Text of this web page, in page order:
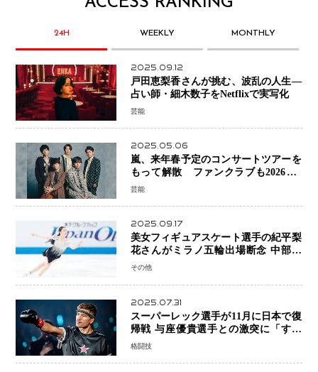
24H WEEKLY MONTHLY
2025.09.12
戸田恵梨香さんが挑む、波乱の人生―
占い師・細木数子をNetflixで実写化
芸能
2025.05.06
嵐、来年春予定のコンサートツアーを
もって解散 ファンクラブも2026年5
月末で活動終了
芸能
2025.09.17
美女フィギュアスケート選手の紀平梨
花さんがミラノ五輪出場断念 中部選
手権欠場を発表「安全最優先の判断」
その他
2025.07.31
スーパーレック選手が11月に日本で復
帰戦 与座優貴選手との激突に「すべ
ての技術を見せたい」
格闘技